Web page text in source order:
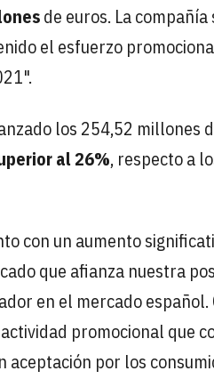
de euros. La
el esfuerzo
los 254,52 millones
al 26%, respecto a
con un aumento
que afianza nuestra
en el mercado
promocional que
aceptación por los